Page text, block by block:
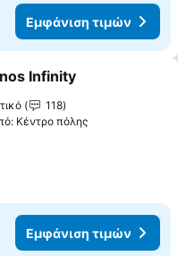
Εμφάνιση τιμών
στα αγαπημένα
Infinity
118
Κέντρο πόλης
Εμφάνιση τιμών